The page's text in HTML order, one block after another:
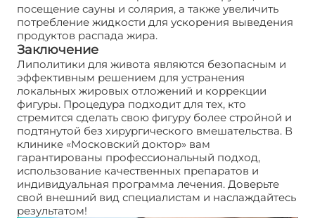
посещение сауны и солярия, а также увеличить
потребление жидкости для ускорения выведения
продуктов распада жира.
Заключение
Липолитики для живота являются безопасным и
эффективным решением для устранения
локальных жировых отложений и коррекции
фигуры. Процедура подходит для тех, кто
стремится сделать свою фигуру более стройной и
подтянутой без хирургического вмешательства. В
клинике «Московский доктор» вам
гарантированы профессиональный подход,
использование качественных препаратов и
индивидуальная программа лечения. Доверьте
свой внешний вид специалистам и наслаждайтесь
результатом!